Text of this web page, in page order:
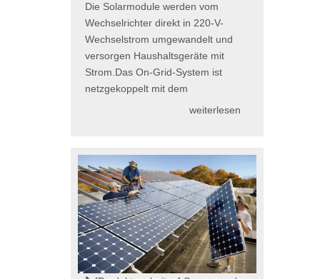
Die Solarmodule werden vom
Wechselrichter direkt in 220-V-
Wechselstrom umgewandelt und
versorgen Haushaltsgeräte mit
Strom.Das On-Grid-System ist
netzgekoppelt mit dem
weiterlesen